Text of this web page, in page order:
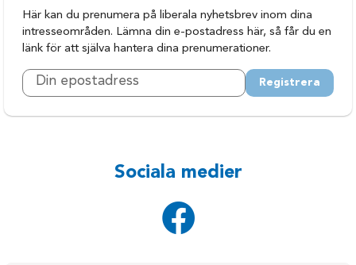
Här kan du prenumera på liberala nyhetsbrev inom dina
intresseområden. Lämna din e-postadress här, så får du en
länk för att själva hantera dina prenumerationer.
Registrera
Sociala medier